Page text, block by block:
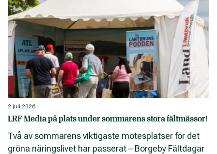
2 juli 2026
LRF Media på plats under sommarens stora fältmässor!
Två av sommarens viktigaste mötesplatser för det
gröna näringslivet har passerat – Borgeby Fältdagar